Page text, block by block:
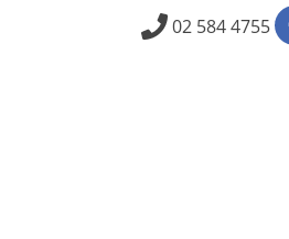
02 584 4755